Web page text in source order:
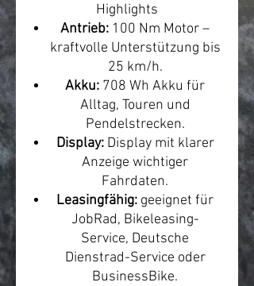
Highlights
Antrieb: 100 Nm Motor –
kraftvolle Unterstützung bis
25 km/h.
Akku: 708 Wh Akku für
Alltag, Touren und
Pendelstrecken.
Display:Display mit klarer
Anzeige wichtiger
Fahrdaten.
Leasingfähig: geeignet für
JobRad, Bikeleasing-
Service, Deutsche
Dienstrad-Service oder
BusinessBike.